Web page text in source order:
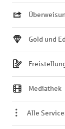
Gold und
Mediathek
Alle